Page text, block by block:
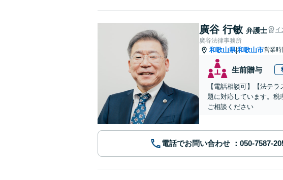
廣谷 行敏 弁護士 イ
廣谷法律事務所
和歌山県|和歌山市営業時
生前贈与
【電話相談可】【法テ
題に対応しています。
ご相談ください
電話でお問い合わせ